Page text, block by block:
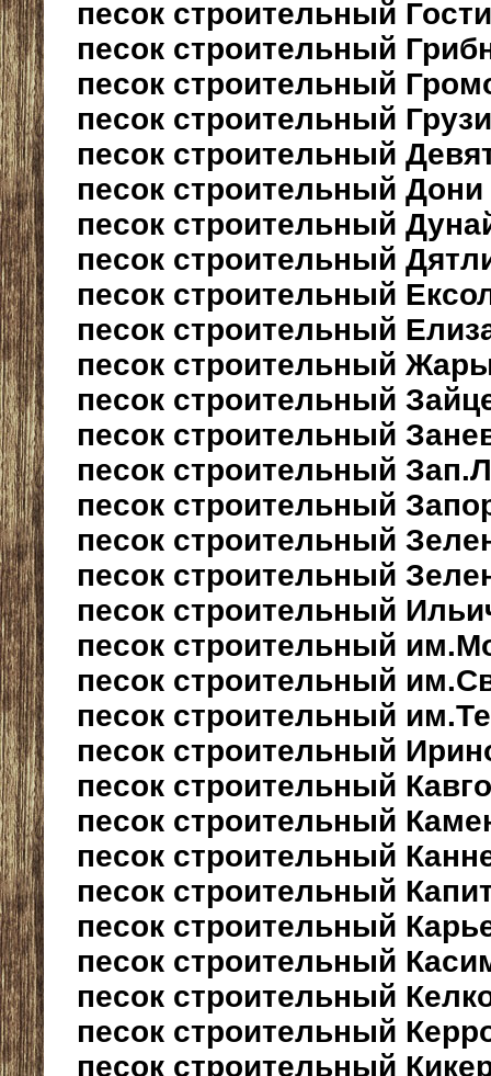
песок строительный
песок строительный
песок строительный
песок строительный
песок строительный
песок строительный Дони
песок строительный
песок строительный
песок строительный
песок строительный
песок строительный
песок строительный
песок строительный
песок строительный
песок строительный
песок строительный
песок строительный
песок строительный
песок строительный
песок строительный
песок строительный
песок строительный
песок строительный
песок строительный
песок строительный
песок строительный
песок строительный
песок строительный
песок строительный
песок строительный
песок строительный